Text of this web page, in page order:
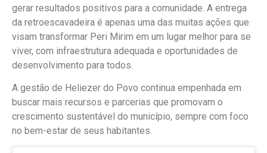
gerar resultados positivos para a comunidade. A entrega
da retroescavadeira é apenas uma das muitas ações que
visam transformar Peri Mirim em um lugar melhor para se
viver, com infraestrutura adequada e oportunidades de
desenvolvimento para todos.
A gestão de Heliezer do Povo continua empenhada em
buscar mais recursos e parcerias que promovam o
crescimento sustentável do município, sempre com foco
no bem-estar de seus habitantes.